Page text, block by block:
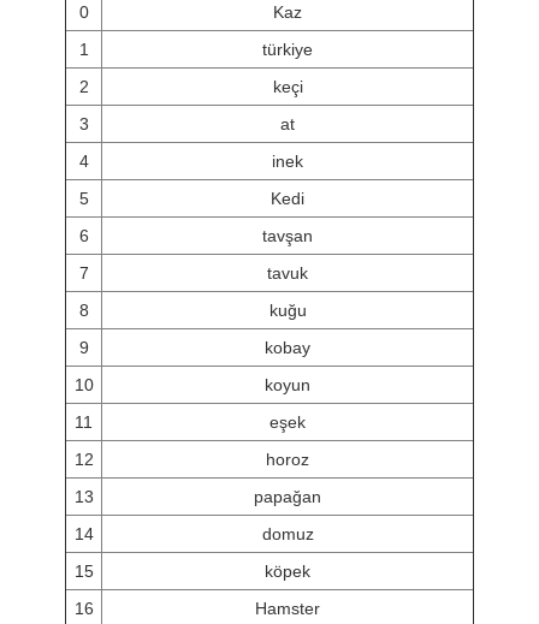
0
Kaz
1
türkiye
2
keçi
3
at
4
inek
5
Kedi
6
tavşan
7
tavuk
8
kuğu
9
kobay
10
koyun
11
eşek
12
horoz
13
papağan
14
domuz
15
köpek
16
Hamster